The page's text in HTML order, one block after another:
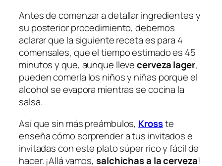
Antes de comenzar a detallar ingredientes y
su posterior procedimiento, debemos
aclarar que la siguiente receta es para 4
comensales, que el tiempo estimado es 45
minutos y que, aunque llevecerveza lager,
pueden comerla los niños y niñas porque el
alcohol se evapora mientras se cocina la
salsa.
Así que sin más preámbulos, Krosste
enseña cómo sorprender a tus invitados e
invitadas con este plato súper rico y fácil de
hacer. ¡Allá vamos, salchichas a la cerveza!